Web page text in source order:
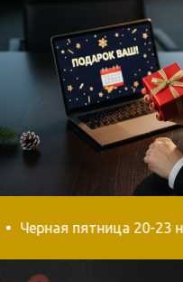
пятница 20-23 ноября
Предприниматель,
преподаватель,
маркетинге и
Опыт в онлайне 5
Нина Окнянская